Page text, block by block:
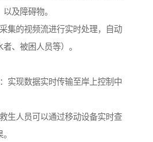
及障碍物。
集的视频流进行实时处理，自动
、被困人员等）。
实现数据实时传输至岸上控制中
生人员可以通过移动设备实时查